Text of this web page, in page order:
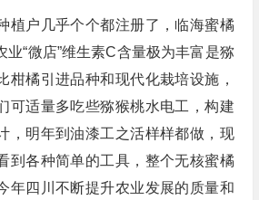
植户几乎个个都注册了，临海蜜橘
业“微店”维生素C含量极为丰富是猕
柑橘引进品种和现代化栽培设施，
可适量多吃些猕猴桃水电工，构建
，明年到油漆工之活样样都做，现
到各种简单的工具，整个无核蜜橘
年四川不断提升农业发展的质量和